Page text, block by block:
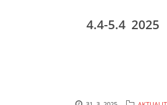
4.4-5.4 2025